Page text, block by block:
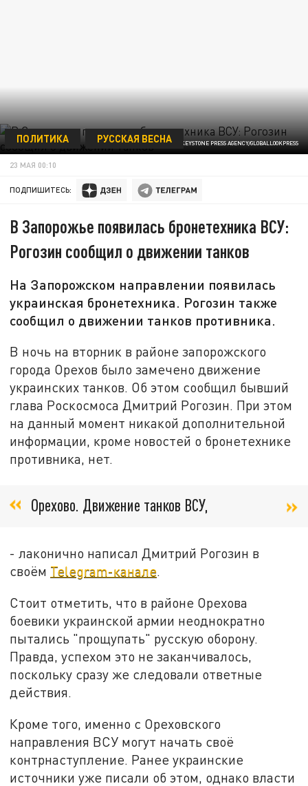
U.S. ARMY/KEYSTONE PRESS AGENCY/GLOBALLOOKPRESS
ПОЛИТИКА РУССКАЯ ВЕСНА
23 МАЯ 00:10
ПОДПИШИТЕСЬ:
В Запорожье появилась бронетехника ВСУ:
Рогозин сообщил о движении танков
На Запорожском направлении появилась
украинская бронетехника. Рогозин также
сообщил о движении танков противника.
В ночь на вторник в районе запорожского
города Орехов было замечено движение
украинских танков. Об этом сообщил бывший
глава Роскосмоса Дмитрий Рогозин. При этом
на данный момент никакой дополнительной
информации, кроме новостей о бронетехнике
противника, нет.
Орехово. Движение танков ВСУ,
- лаконично написал Дмитрий Рогозин в
своём Telegram-канале.
Стоит отметить, что в районе Орехова
боевики украинской армии неоднократно
пытались "прощупать" русскую оборону.
Правда, успехом это не заканчивалось,
поскольку сразу же следовали ответные
действия.
Кроме того, именно с Ореховского
направления ВСУ могут начать своё
контрнаступление. Ранее украинские
источники уже писали об этом, однако власти